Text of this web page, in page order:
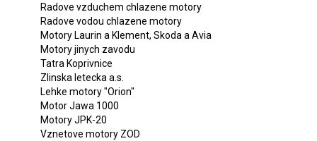
Radove vzduchem chlazene motory
Radove vodou chlazene motory
Motory Laurin a Klement, Skoda a Avia
Motory jinych zavodu
Tatra Koprivnice
Zlinska letecka a.s.
Lehke motory "Orion"
Motor Jawa 1000
Motory JPK-20
Vznetove motory ZOD